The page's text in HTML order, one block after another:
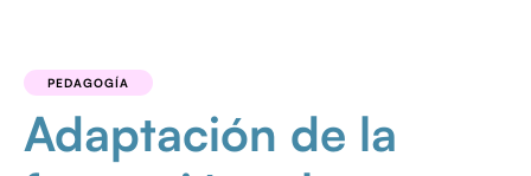
PEDAGOGÍA
Adaptación de la